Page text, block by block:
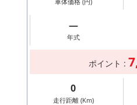
―
年式
ポイント :
0
走行距離 (Km)